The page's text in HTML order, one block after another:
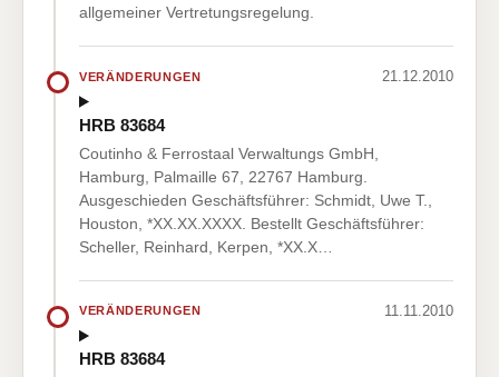
allgemeiner Vertretungsregelung.
VERÄNDERUNGEN 21.12.2010
HRB 83684
Coutinho & Ferrostaal Verwaltungs GmbH,
Hamburg, Palmaille 67, 22767 Hamburg.
Ausgeschieden Geschäftsführer: Schmidt, Uwe T.,
Houston, *XX.XX.XXXX. Bestellt Geschäftsführer:
Scheller, Reinhard, Kerpen, *XX.X…
VERÄNDERUNGEN 11.11.2010
HRB 83684